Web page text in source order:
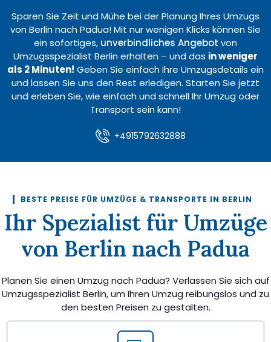
Sparen Sie Zeit und Mühe bei der Planung Ihres Umzugs
von Berlin nach Padua! Mit nur wenigen Klicks können Sie
ein sofortiges, unverbindliches Angebot von
Umzugsspezialist Berlin erhalten – und das in weniger
als 2 Minuten! Geben Sie einfach Ihre Umzugsdetails ein
und lassen Sie uns den Rest erledigen. Starten Sie jetzt
und erleben Sie, wie einfach und schnell Ihr Umzug oder
Transport sein kann!
+4915792632888
BESTE PREISE FÜR UMZÜGE & TRANSPORTE IN BERLIN
Ihr Spezialist für Umzüge
von Berlin nach Padua
Planen Sie einen Umzug nach Padua? Verlassen Sie sich auf
Umzugsspezialist Berlin, um Ihren Umzug reibungslos und zu
den besten Preisen zu gestalten.